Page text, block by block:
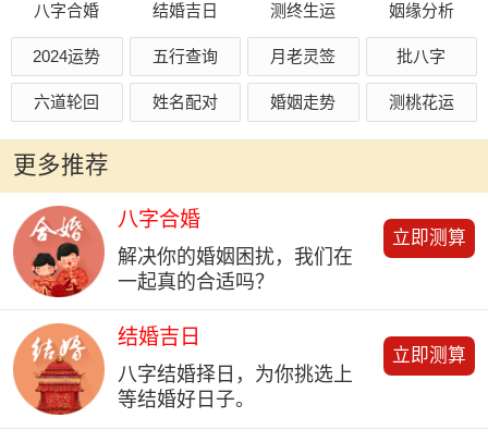
八字合婚 结婚吉日 测终生运 姻缘分析
2024运势 五行查询 月老灵签 批八字
六道轮回 姓名配对 婚姻走势 测桃花运
更多推荐
八字合婚
解决你的婚姻困扰，我们在
一起真的合适吗？
立即测算
结婚吉日
八字结婚择日，为你挑选上
等结婚好日子。
立即测算